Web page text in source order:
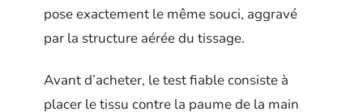
pose exactement le même souci, aggravé
par la structure aérée du tissage.
Avant d’acheter, le test fiable consiste à
placer le tissu contre la paume de la main